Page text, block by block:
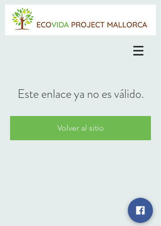
Este enlace ya no es válido.
Volver al sitio